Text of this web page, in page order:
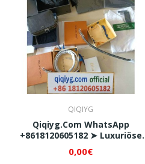
QIQIYG
Qiqiyg.com WhatsApp
+8618120605182 ➤ Luxuriöse
Markenhandtaschen Und -
Taschen Zum Aktionspreis 2026
0,00€